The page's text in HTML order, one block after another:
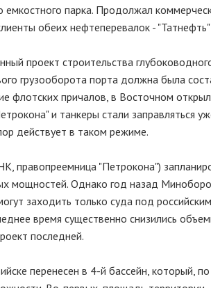
емкостного парка. Продолжал
обеих нефтеперевалок -
проект строительства
грузооборота порта должна была
флотских причалов, в Восточном
и танкеры стали заправляться
действует в таком режиме.
правопреемница "Петрокона")
мощностей. Однако год назад
заходить только суда под
время существенно снизились
последней.
перенесен в 4-й бассейн, который,